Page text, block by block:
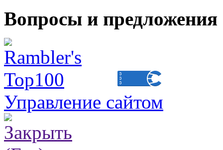
Вопросы и
Управление сайтом